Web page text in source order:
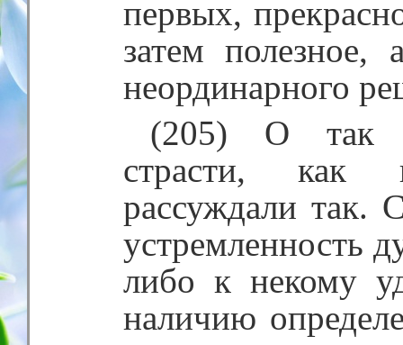
первых,
затем полезное,
неординарного
(205) О так
страсти, как
рассуждали так.
устремленность
либо к некому
наличию